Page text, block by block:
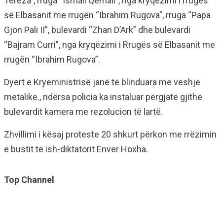
së Elbasanit me rrugën “Ibrahim Rugova”, rruga “Papa
Gjon Pali II”, bulevardi “Zhan D’Ark” dhe bulevardi
“Bajram Curri”, nga kryqëzimi i Rrugës së Elbasanit me
rrugën “Ibrahim Rugova”.
Dyert e Kryeministrisë janë të blinduara me veshje
metalike., ndërsa policia ka instaluar përgjatë gjithë
bulevardit kamera me rezolucion të lartë.
Zhvillimi i kësaj proteste 20 shkurt përkon me rrëzimin
e bustit të ish-diktatorit Enver Hoxha.
Top Channel